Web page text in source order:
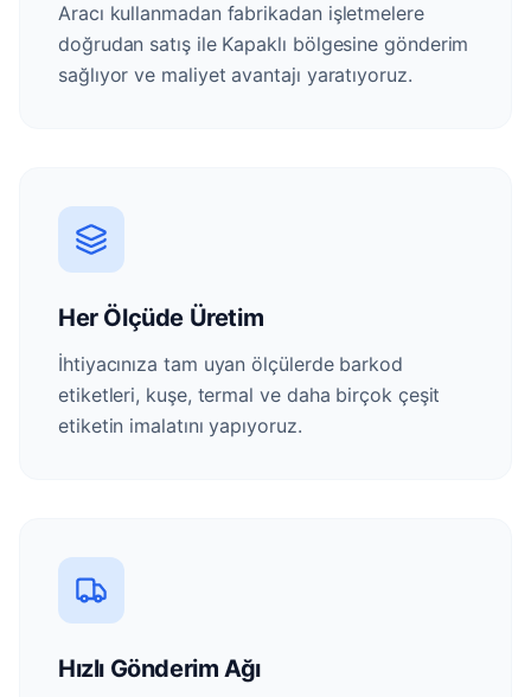
Aracı kullanmadan fabrikadan işletmelere
doğrudan satış ile Kapaklı bölgesine gönderim
sağlıyor ve maliyet avantajı yaratıyoruz.
Her Ölçüde Üretim
İhtiyacınıza tam uyan ölçülerde barkod
etiketleri, kuşe, termal ve daha birçok çeşit
etiketin imalatını yapıyoruz.
Hızlı Gönderim Ağı